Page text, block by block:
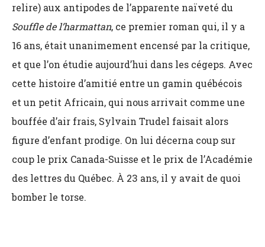
relire) aux antipodes de l’apparente naïveté du
Souffle de l’harmattan, ce premier roman qui, il y a
16 ans, était unanimement encensé par la critique,
et que l’on étudie aujourd’hui dans les cégeps. Avec
cette histoire d’amitié entre un gamin québécois
et un petit Africain, qui nous arrivait comme une
bouffée d’air frais, Sylvain Trudel faisait alors
figure d’enfant prodige. On lui décerna coup sur
coup le prix Canada-Suisse et le prix de l’Académie
des lettres du Québec. À 23 ans, il y avait de quoi
bomber le torse.